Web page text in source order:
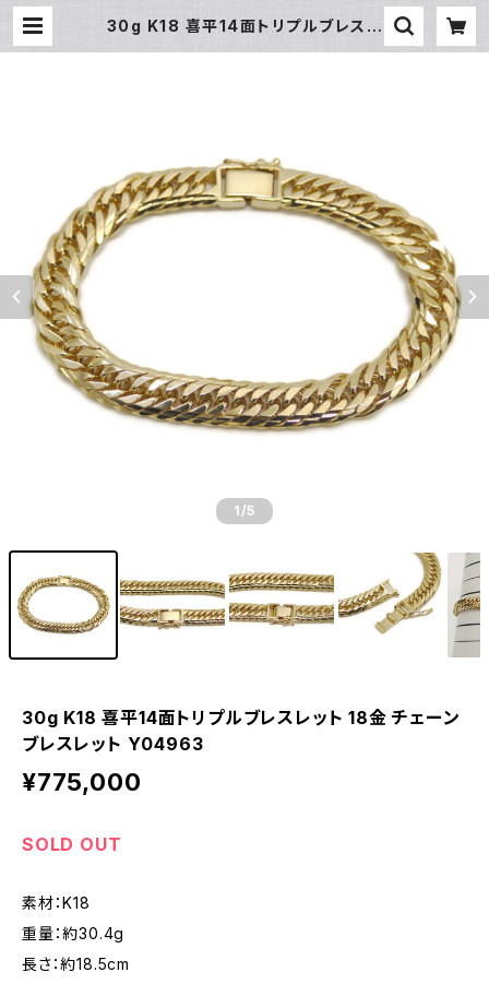
30g K18 喜平14面トリプルブレスレ
1 /5
30g K18 喜平14面トリプルブレスレット 18金 チェーン
ブレスレット Y04963
¥775,000
SOLD OUT
素材：K18
重量：約30.4g
長さ：約18.5cm